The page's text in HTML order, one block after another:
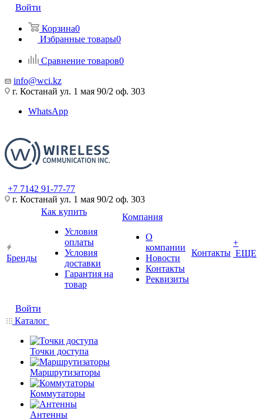
Войти
Корзина0
Избранные товары0
Сравнение товаров0
info@wci.kz
г. Костанай ул. 1 мая 90/2 оф. 303
WhatsApp
+7 7142 91-77-77
г. Костанай ул. 1 мая 90/2 оф. 303
Бренды
Как купить
Условия
оплаты
Условия
доставки
Гарантия на
товар
Компания
О
компании
Новости
Контакты
Реквизиты
Контакты
+
ЕЩЕ
Войти
Каталог
Точки доступа
Маршрутизаторы
Коммутаторы
Антенны